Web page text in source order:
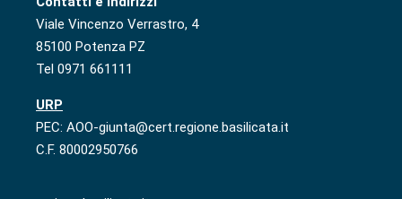
Viale Vincenzo Verrastro, 4
85100 Potenza PZ
Tel 0971 661111
URP
PEC: AOO-giunta@cert.regione.basilicata.it
C.F. 80002950766